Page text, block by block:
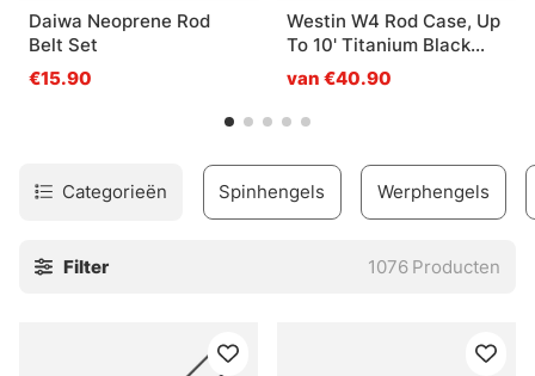
Daiwa Neoprene Rod
Belt Set
€15.90
Westin W4 Rod Case, Up
To 10' Titanium Black
5'2'' 160cm
van €40.90
Categorieën Spinhengels Werphengels
Filter 1076 Producten